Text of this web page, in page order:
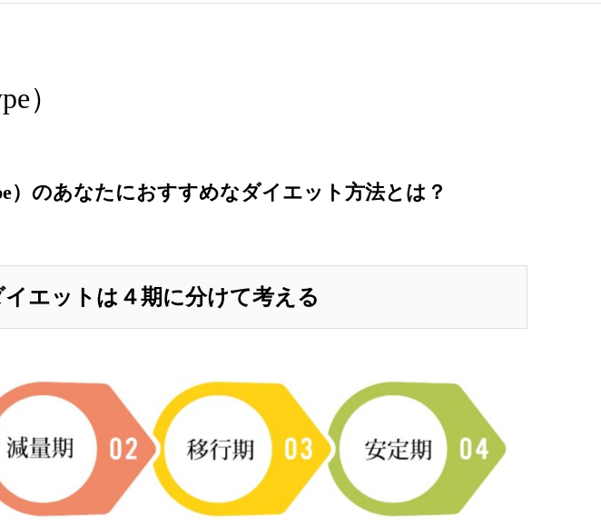
）
）のあなたにおすすめなダイエット方法とは？
イエットは ４期に分けて考える